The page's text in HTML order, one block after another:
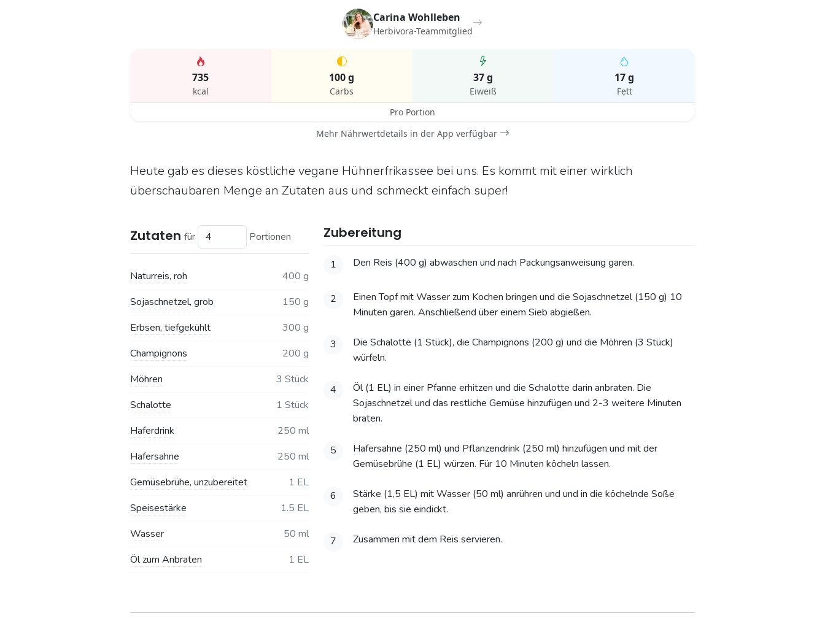
Carina Wohlleben
Herbivora-Teammitglied
735
kcal
100 g
Carbs
37 g
Eiweiß
17 g
Fett
Pro Portion
Mehr Nährwertdetails in der App verfügbar
Heute gab es dieses köstliche vegane Hühnerfrikassee bei uns. Es kommt mit einer wirklich
überschaubaren Menge an Zutaten aus und schmeckt einfach super!
Zutaten für Portionen
Naturreis, roh
400 g
Sojaschnetzel, grob
150 g
Erbsen, tiefgekühlt
300 g
Champignons
200 g
Möhren
3 Stück
Schalotte
1 Stück
Haferdrink
250 ml
Hafersahne
250 ml
Gemüsebrühe, unzubereitet
1 EL
Speisestärke
1.5 EL
Wasser
50 ml
Öl zum Anbraten
1 EL
Zubereitung
1 Den Reis (400 g) abwaschen und nach Packungsanweisung garen.
2
Einen Topf mit Wasser zum Kochen bringen und die Sojaschnetzel (150 g) 10
Minuten garen. Anschließend über einem Sieb abgießen.
3
Die Schalotte (1 Stück), die Champignons (200 g) und die Möhren (3 Stück)
würfeln.
4
Öl (1 EL) in einer Pfanne erhitzen und die Schalotte darin anbraten. Die
Sojaschnetzel und das restliche Gemüse hinzufügen und 2-3 weitere Minuten
braten.
5
Hafersahne (250 ml) und Pflanzendrink (250 ml) hinzufügen und mit der
Gemüsebrühe (1 EL) würzen. Für 10 Minuten köcheln lassen.
6
Stärke (1,5 EL) mit Wasser (50 ml) anrühren und und in die köchelnde Soße
geben, bis sie eindickt.
7 Zusammen mit dem Reis servieren.